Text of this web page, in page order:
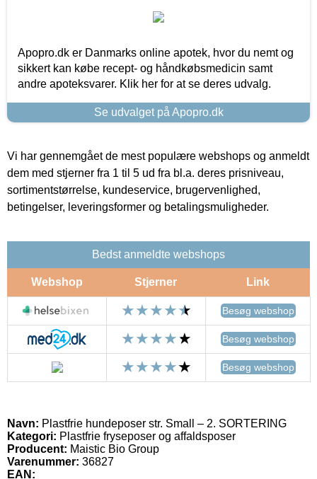
Apopro.dk er Danmarks online apotek, hvor du nemt og
sikkert kan købe recept- og håndkøbsmedicin samt
andre apoteksvarer. Klik her for at se deres udvalg.
Se udvalget på Apopro.dk
Vi har gennemgået de mest populære webshops og anmeldt
dem med stjerner fra 1 til 5 ud fra bl.a. deres prisniveau,
sortimentstørrelse, kundeservice, brugervenlighed,
betingelser, leveringsformer og betalingsmuligheder.
Bedst anmeldte webshops
Webshop Stjerner Link
Besøg webshop
Besøg webshop
Besøg webshop
Navn: Plastfrie hundeposer str. Small – 2. SORTERING
Kategori: Plastfrie fryseposer og affaldsposer
Producent: Maistic Bio Group
Varenummer: 36827
EAN: